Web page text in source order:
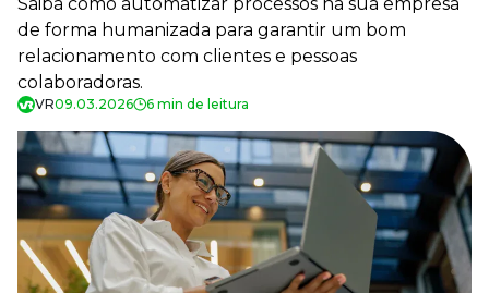
Pessoas e Cultura
Aprimore a cultura organizacional
Educação Financeira
Saiba como gerenciar o seu dinheiro
Tudo para facilitar a rotina
Imprensa
VR na Imprensa
Cursos
Cursos
de forma humanizada para garantir um bom
relacionamento com clientes e pessoas
colaboradoras.
VR09.03.2026 6 min de leitura